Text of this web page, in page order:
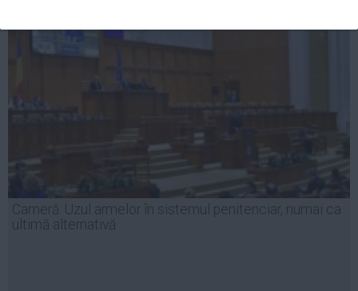
Cameră: Uzul armelor în sistemul penitenciar, numai ca
ultimă alternativă